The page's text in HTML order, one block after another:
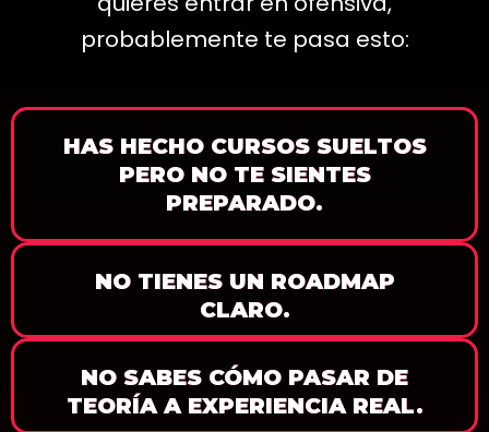
probablemente te pasa esto:
HAS HECHO CURSOS SUELTOS
PERO NO TE SIENTES
PREPARADO.
NO TIENES UN ROADMAP
CLARO.
NO SABES CÓMO PASAR DE
TEORÍA A EXPERIENCIA REAL.